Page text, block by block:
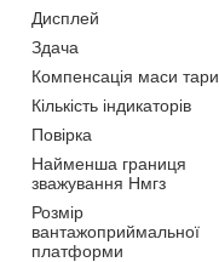
Дисплей
Здача
Компенсація маси тари
Кількість індикаторів
Повірка
Найменша границя
зважування Нмгз
Розмір
вантажоприймальної
платформи